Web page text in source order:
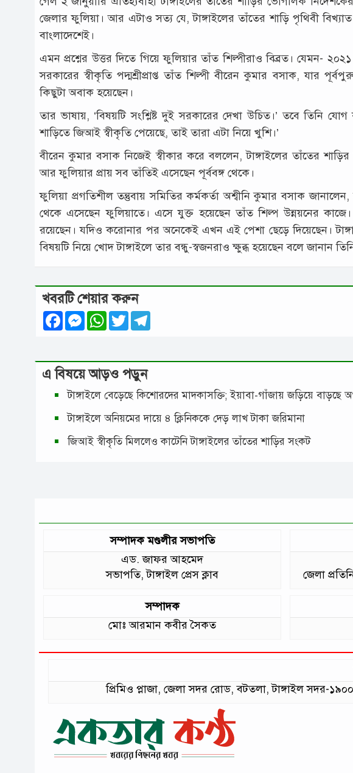
জেলার ফুলিয়া। আর এটাও সত্য যে, টাঙ্গাইলের তাঁতের শাড়ি পৃথিবী
বাংলাদেশেই।
এমন প্রশ্নের উত্তর দিতে গিয়ে ফুলিয়ার তাঁত শিল্পীরাও বিব্রত। যেমন-
সরকারের স্বীকৃতি পদ্মশ্রীপ্রাপ্ত তাঁত শিল্পী বীরেন কুমার বসাক, যার
কিছুটা অবাক হয়েছেন।
তার ভাষায়, ‘বিষয়টি সংশ্লিষ্ট দুই সরকারের দেখা উচিত।’ তবে তিনি
শাড়িতে জিআই স্বীকৃতি পেয়েছে, তাই তারা এটা নিয়ে খুশি।’
বীরেন কুমার বসাক নিজেই স্বীকার করে বললেন, টাঙ্গাইলের তাঁতের শাড়ির
আর ফুলিয়ার প্রায় সব তাঁতিই এসেছেন পূর্ববঙ্গ থেকে।
ফুলিয়া প্রগতিশীল তন্তুবায় সমিতির কর্মকর্তা অশ্বীনি কুমার বসাক
থেকে এসেছেন ফুলিয়াতে। এসে যুক্ত হয়েছেন তাঁত শিল্প উন্নয়নের
রয়েছেন। যদিও করোনার পর অনেকেই এখন এই পেশা ছেড়ে দিয়েছেন।
বিষয়টি নিয়ে খোদ টাঙ্গাইলে তার বন্ধু-স্বজনরাও ক্ষুব্ধ হয়েছেন বলে জানান
খবরটি শেয়ার করুন
FacebookMessenger
WhatsApp
Twitter
এ বিষয়ে আড়ও পড়ুন
টাঙ্গাইলে বেড়েছে কিশোরদের মাদকাসক্তি; ইয়াবা-গাঁজায় জড়িয়ে বাড়ছে
টাঙ্গাইলে অনিয়মের দায়ে ৪ ক্লিনিককে দেড় লাখ টাকা জরিমানা
জিআই স্বীকৃতি মিললেও কাটেনি টাঙ্গাইলের তাঁতের শাড়ির সংকট
সম্পাদক মণ্ডলীর সভাপতি
এড. জাফর আহমেদ
সভাপতি, টাঙ্গাইল প্রেস ক্লাব
জেলা
সম্পাদক
মোঃ আরমান কবীর সৈকত
প্রিমিও প্লাজা, জেলা সদর রোড, বটতলা, টাঙ্গাইল সদর-